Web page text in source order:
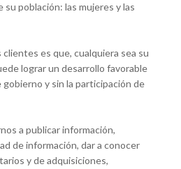
su población: las mujeres y las
es que, cualquiera sea su
lograr un desarrollo favorable
y sin la participación de
a publicar información,
de información, dar a conocer
y de adquisiciones,